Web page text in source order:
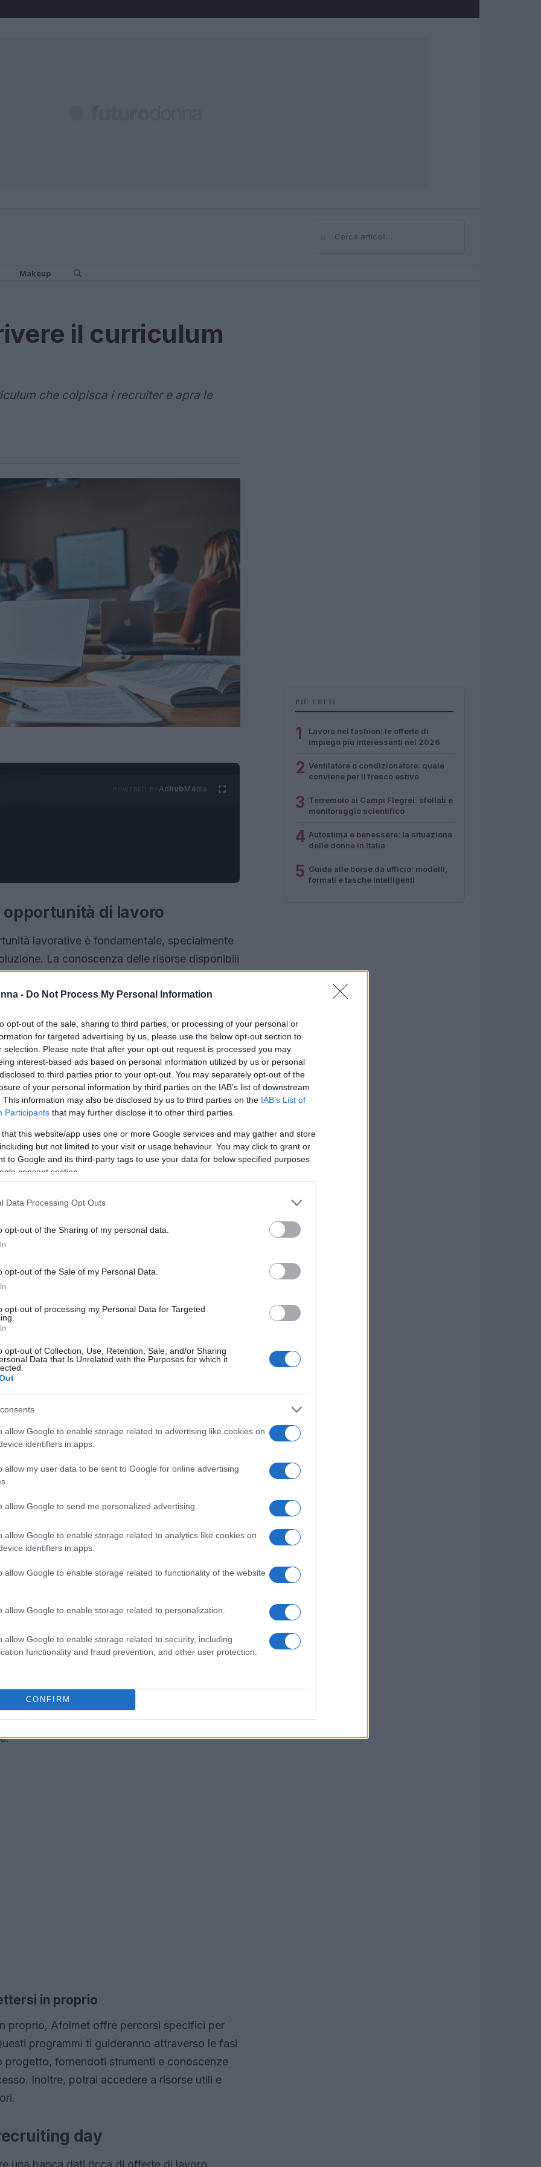
- Do Not Process My Personal Information
opt-out of the sale, sharing to third parties, or processing of your personal or
for targeted advertising by us, please use the below opt-out section to
selection. Please note that after your opt-out request is processed you may
interest-based ads based on personal information utilized by us or personal
to third parties prior to your opt-out. You may separately opt-out of the
of your personal information by third parties on the IAB’s list of downstream
This information may also be disclosed by us to third parties on the IAB’s List of
Participants that may further disclose it to other third parties.
that this website/app uses one or more Google services and may gather and store
but not limited to your visit or usage behaviour. You may click to grant or
to Google and its third-party tags to use your data for below specified purposes
consent section.
Data Processing Opt Outs
opt-out of the Sharing of my personal data.
opt-out of the Sale of my Personal Data.
opt-out of processing my Personal Data for Targeted
opt-out of Collection, Use, Retention, Sale, and/or Sharing
Data that Is Unrelated with the Purposes for which it
allow Google to enable storage related to advertising like cookies on
identifiers in apps.
allow my user data to be sent to Google for online advertising
allow Google to send me personalized advertising.
allow Google to enable storage related to analytics like cookies on
identifiers in apps.
allow Google to enable storage related to functionality of the website
allow Google to enable storage related to personalization.
allow Google to enable storage related to security, including
functionality and fraud prevention, and other user protection.
CONFIRM
⌕Cerca
Makeup
il curriculum
che colpisca i recruiter e apra le
AdhubMedia
opportunità di lavoro
lavorative è fondamentale, specialmente
La conoscenza delle risorse disponibili
nella ricerca di un impiego. Partecipando a
alla scrittura del curriculum vitae, puoi
le tue possibilità di successo. Questo
di Corbetta, offre l’opportunità di
come presentarsi al meglio ai recruiter.
da visita
di contatto tra te e un potenziale
rispecchi le tue esperienze, competenze e
Durante l’incontro, esperti di Afol
strutturare un curriculum efficace, quali
evitare. L’obiettivo è rendere il tuo CV un
di catturare l’attenzione dei selezionatori.
conciso. Gli esperti consiglieranno su come
leggibili. È importante includere le
specifiche e le formazioni. Inoltre,
il CV in base al tipo di lavoro per
le qualità più in linea con le esigenze del
Point
un luogo dove apprendere a scrivere un CV.
affrontare con consapevolezza le
servizi gratuiti di orientamento
ricerca attiva di lavoro. L’incontro del 6
iniziative offerte per aiutarti a trovare la giusta
in proprio
proprio, Afolmet offre percorsi specifici per
programmi ti guideranno attraverso le fasi
fornendoti strumenti e conoscenze
Inoltre, potrai accedere a risorse utili e
day
PIÙ LETTI
1
Lavora nel fashion: le offerte di
impiego più interessanti nel 2026
2 Ventilatore o condizionatore: quale
conviene per il fresco estivo
3 Terremoto ai Campi Flegrei: sfollati e
monitoraggio scientifico
4 Autostima e benessere: la situazione
delle donne in Italia
5 Guida alle borse da ufficio: modelli,
formati e tasche intelligenti